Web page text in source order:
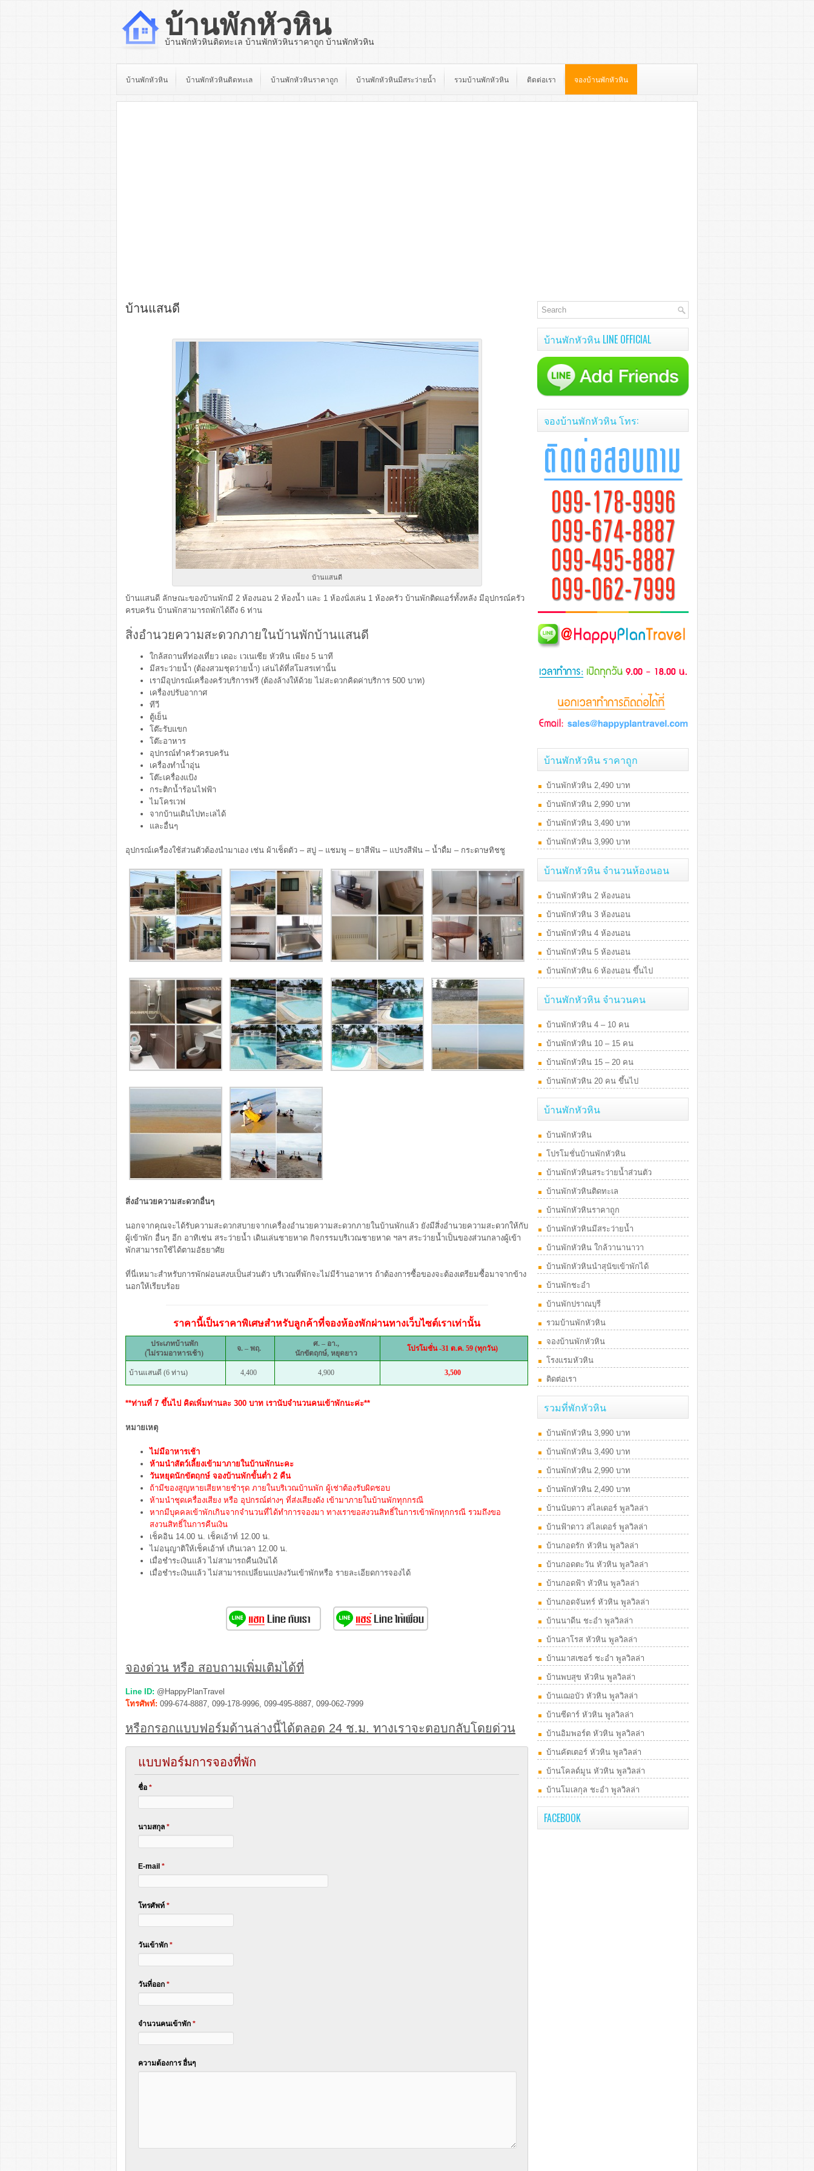
บ้านพักหัวหิน
บ้านพักหัวหินติดทะเล บ้านพักหัวหินราคาถูก บ้านพักหัวหิน
บ้านพักหัวหิน บ้านพักหัวหินติดทะเล บ้านพักหัวหินราคาถูก บ้านพักหัวหินมีสระว่ายน้ำ รวมบ้านพักหัวหิน ติดต่อเรา จองบ้านพักหัวหิน
บ้านแสนดี
บ้านแสนดี
บ้านแสนดี ลักษณะของบ้านพักมี 2 ห้องนอน 2 ห้องน้ำ และ 1 ห้องนั่งเล่น 1 ห้องครัว บ้านพักติดแอร์ทั้งหลัง มีอุปกรณ์ครัว
ครบครัน บ้านพักสามารถพักได้ถึง 6 ท่าน
สิ่งอำนวยความสะดวกภายในบ้านพักบ้านแสนดี
ใกล้สถานที่ท่องเที่ยว เดอะ เวเนเซีย หัวหิน เพียง 5 นาที
มีสระว่ายน้ำ (ต้องสวมชุดว่ายน้ำ) เล่นได้ที่สโมสรเท่านั้น
เรามีอุปกรณ์เครื่องครัวบริการฟรี (ต้องล้างให้ด้วย ไม่สะดวกคิดค่าบริการ 500 บาท)
เครื่องปรับอากาศ
ทีวี
ตู้เย็น
โต๊ะรับแขก
โต๊ะอาหาร
อุปกรณ์ทำครัวครบครัน
เครื่องทำน้ำอุ่น
โต๊ะเครื่องแป้ง
กระติกน้ำร้อนไฟฟ้า
ไมโครเวฟ
จากบ้านเดินไปทะเลได้
และอื่นๆ
อุปกรณ์เครื่องใช้ส่วนตัวต้องนำมาเอง เช่น ผ้าเช็ดตัว – สบู่ – แชมพู – ยาสีฟัน – แปรงสีฟัน – น้ำดื่ม – กระดาษทิชชู
สิ่งอำนวยความสะดวกอื่นๆ
นอกจากคุณจะได้รับความสะดวกสบายจากเครื่องอำนวยความสะดวกภายในบ้านพักแล้ว ยังมีสิ่งอำนวยความสะดวกให้กับ
ผู้เข้าพัก อื่นๆ อีก อาทิเช่น สระว่ายน้ำ เดินเล่นชายหาด กิจกรรมบริเวณชายหาด ฯลฯ สระว่ายน้ำเป็นของส่วนกลางผู้เข้า
พักสามารถใช้ได้ตามอัธยาศัย
ที่นี่เหมาะสำหรับการพักผ่อนสงบเป็นส่วนตัว บริเวณที่พักจะไม่มีร้านอาหาร ถ้าต้องการซื้อของจะต้องเตรียมซื้อมาจากข้าง
นอกให้เรียบร้อย
ราคานี้เป็นราคาพิเศษสำหรับลูกค้าที่จองห้องพักผ่านทางเว็บไซต์เราเท่านั้น
ประเภทบ้านพัก
(ไม่รวมอาหารเช้า)
จ. – พฤ.
ศ. – อา.,
นักขัตฤกษ์, หยุดยาว
โปรโมชั่น -31 ต.ค. 59 (ทุกวัน)
บ้านแสนดี (6 ท่าน) 4,400 4,900 3,500
**ท่านที่ 7 ขึ้นไป คิดเพิ่มท่านละ 300 บาท เรานับจำนวนคนเข้าพักนะค่ะ**
หมายเหตุ
ไม่มีอาหารเช้า
ห้ามนำสัตว์เลี้ยงเข้ามาภายในบ้านพักนะคะ
วันหยุดนักขัตฤกษ์ จองบ้านพักขั้นต่ำ 2 คืน
ถ้ามีของสูญหายเสียหายชำรุด ภายในบริเวณบ้านพัก ผู้เช่าต้องรับผิดชอบ
ห้ามนำชุดเครื่องเสียง หรือ อุปกรณ์ต่างๆ ที่ส่งเสียงดัง เข้ามาภายในบ้านพักทุกกรณี
หากมีบุคคลเข้าพักเกินจากจำนวนที่ได้ทำการจองมา ทางเราขอสงวนสิทธิ์ในการเข้าพักทุกกรณี รวมถึงขอ
สงวนสิทธิ์ในการคืนเงิน
เช็คอิน 14.00 น. เช็คเอ้าท์ 12.00 น.
ไม่อนุญาติให้เช็คเอ้าท์ เกินเวลา 12.00 น.
เมื่อชำระเงินแล้ว ไม่สามารถคืนเงินได้
เมื่อชำระเงินแล้ว ไม่สามารถเปลี่ยนแปลงวันเข้าพักหรือ รายละเอียดการจองได้
จองด่วน หรือ สอบถามเพิ่มเติมได้ที่
Line ID: @HappyPlanTravel
โทรศัพท์: 099-674-8887, 099-178-9996, 099-495-8887, 099-062-7999
หรือกรอกแบบฟอร์มด้านล่างนี้ได้ตลอด 24 ช.ม. ทางเราจะตอบกลับโดยด่วน
แบบฟอร์มการจองที่พัก
ชื่อ*
นามสกุล*
E-mail*
โทรศัพท์*
วันเข้าพัก*
วันที่ออก*
จำนวนคนเข้าพัก*
ความต้องการ อื่นๆ
บ้านพักหัวหิน LINE OFFICIAL
จองบ้านพักหัวหิน โทร:
บ้านพักหัวหิน ราคาถูก
บ้านพักหัวหิน 2,490 บาท
บ้านพักหัวหิน 2,990 บาท
บ้านพักหัวหิน 3,490 บาท
บ้านพักหัวหิน 3,990 บาท
บ้านพักหัวหิน จำนวนห้องนอน
บ้านพักหัวหิน 2 ห้องนอน
บ้านพักหัวหิน 3 ห้องนอน
บ้านพักหัวหิน 4 ห้องนอน
บ้านพักหัวหิน 5 ห้องนอน
บ้านพักหัวหิน 6 ห้องนอน ขึ้นไป
บ้านพักหัวหิน จำนวนคน
บ้านพักหัวหิน 4 – 10 คน
บ้านพักหัวหิน 10 – 15 คน
บ้านพักหัวหิน 15 – 20 คน
บ้านพักหัวหิน 20 คน ขึ้นไป
บ้านพักหัวหิน
บ้านพักหัวหิน
โปรโมชั่นบ้านพักหัวหิน
บ้านพักหัวหินสระว่ายน้ำส่วนตัว
บ้านพักหัวหินติดทะเล
บ้านพักหัวหินราคาถูก
บ้านพักหัวหินมีสระว่ายน้ำ
บ้านพักหัวหิน ใกล้วานานาวา
บ้านพักหัวหินนำสุนัขเข้าพักได้
บ้านพักชะอำ
บ้านพักปราณบุรี
รวมบ้านพักหัวหิน
จองบ้านพักหัวหิน
โรงแรมหัวหิน
ติดต่อเรา
รวมที่พักหัวหิน
บ้านพักหัวหิน 3,990 บาท
บ้านพักหัวหิน 3,490 บาท
บ้านพักหัวหิน 2,990 บาท
บ้านพักหัวหิน 2,490 บาท
บ้านนับดาว สไลเดอร์ พูลวิลล่า
บ้านฟ้าดาว สไลเดอร์ พูลวิลล่า
บ้านกอดรัก หัวหิน พูลวิลล่า
บ้านกอดตะวัน หัวหิน พูลวิลล่า
บ้านกอดฟ้า หัวหิน พูลวิลล่า
บ้านกอดจันทร์ หัวหิน พูลวิลล่า
บ้านนาดีน ชะอำ พูลวิลล่า
บ้านลาโรส หัวหิน พูลวิลล่า
บ้านมาสเซอร์ ชะอำ พูลวิลล่า
บ้านพบสุข หัวหิน พูลวิลล่า
บ้านเฌอบัว หัวหิน พูลวิลล่า
บ้านซีดาร์ หัวหิน พูลวิลล่า
บ้านอิมพอร์ต หัวหิน พูลวิลล่า
บ้านคัตเตอร์ หัวหิน พูลวิลล่า
บ้านโคลด์มูน หัวหิน พูลวิลล่า
บ้านโมเลกุล ชะอำ พูลวิลล่า
FACEBOOK